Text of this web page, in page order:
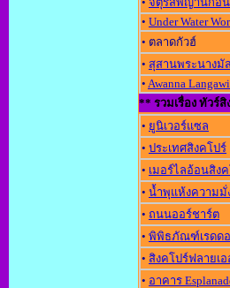
• Under Water
• ตลาดกัวฮ์
• สุสานพระนางมั
• Awanna
** รวมเรื่อง ทัวร์สิ
• ยูนิเวอร์แซล
• ประเทศสิงคโปร์
• เมอร์ไลอ้อนสิง
• น้ำพุแห้งความมั่
• ถนนออร์ชาร์ต
• พิพิธภัณฑ์เรดด
• สิงคโปร์ฟลายเอ
• อาคาร